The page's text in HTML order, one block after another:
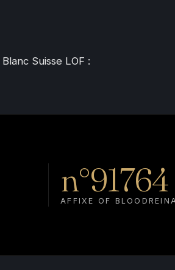
Suisse LOF :
n°91764
AFFIXE OF